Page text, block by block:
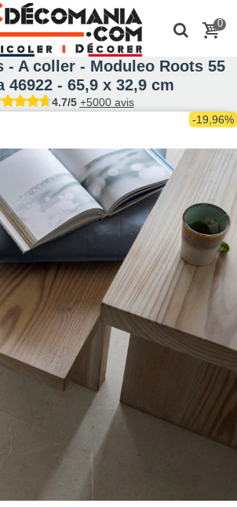
0
- A coller - Moduleo Roots 55
46922 - 65,9 x 32,9 cm
4.7/5 +5000 avis
-19,96%